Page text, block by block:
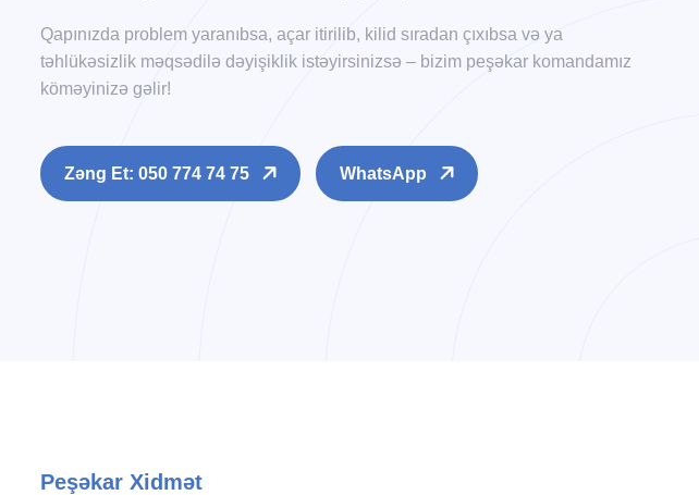
Qapınızda problem yaranıbsa, açar itirilib, kilid sıradan çıxıbsa və ya
təhlükəsizlik məqsədilə dəyişiklik istəyirsinizsə – bizim peşəkar komandamız
köməyinizə gəlir!
Zəng Et: 050 774 74 75 WhatsApp
Peşəkar Xidmət